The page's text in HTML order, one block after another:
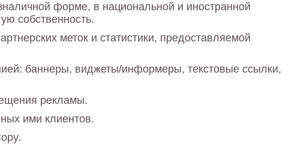
форме, в национальной и иностранной
собственность.
меток и статистики, предоставляемой
баннеры, виджеты/информеры, текстовые ссылки,
рекламы.
ими клиентов.